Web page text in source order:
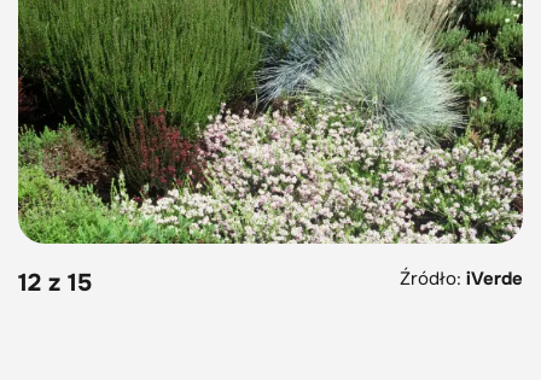
12 z 15 Źródło: iVerde